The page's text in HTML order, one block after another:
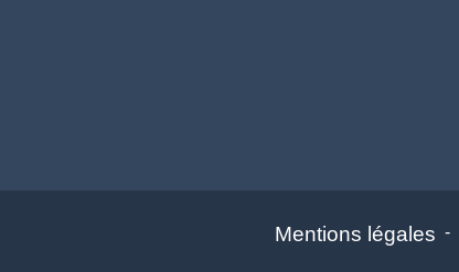
Mentions légales -